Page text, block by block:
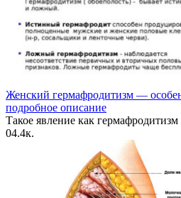
Женский гермафродитизм —
подробное описание
Такое явление как
04.4к.